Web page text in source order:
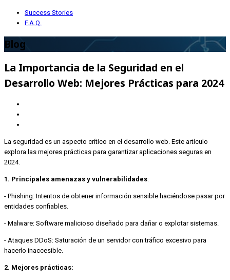
Success Stories
F.A.Q.
Blog
La Importancia de la Seguridad en el
Desarrollo Web: Mejores Prácticas para 2024
La seguridad es un aspecto crítico en el desarrollo web. Este artículo
explora las mejores prácticas para garantizar aplicaciones seguras en
2024.
1. Principales amenazas y vulnerabilidades:
- Phishing: Intentos de obtener información sensible haciéndose pasar por
entidades confiables.
- Malware: Software malicioso diseñado para dañar o explotar sistemas.
- Ataques DDoS: Saturación de un servidor con tráfico excesivo para
hacerlo inaccesible.
2. Mejores prácticas: